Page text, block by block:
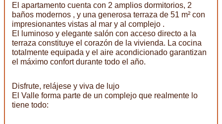
El apartamento cuenta con 2 amplios dormitorios, 2
baños modernos , y una generosa terraza de 51 m² con
impresionantes vistas al mar y al complejo .
El luminoso y elegante salón con acceso directo a la
terraza constituye el corazón de la vivienda. La cocina
totalmente equipada y el aire acondicionado garantizan
el máximo confort durante todo el año.
Disfrute, relájese y viva de lujo
El Valle forma parte de un complejo que realmente lo
tiene todo: